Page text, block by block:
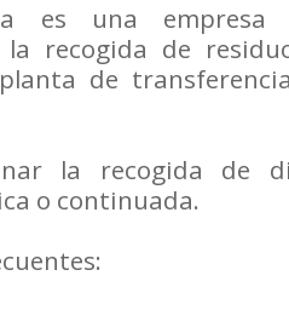
es una empresa
la recogida de
de
la recogida de
o continuada.